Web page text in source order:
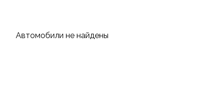
Автомобили не найдены